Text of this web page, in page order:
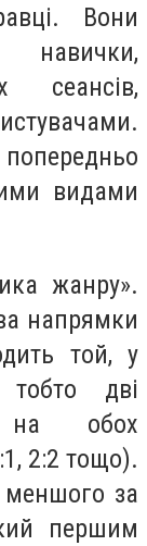
Вони
навички,
сеансів,
видами
жанру».
напрямки
той, у
дві
на обох
2:2 тощо).
за
першим